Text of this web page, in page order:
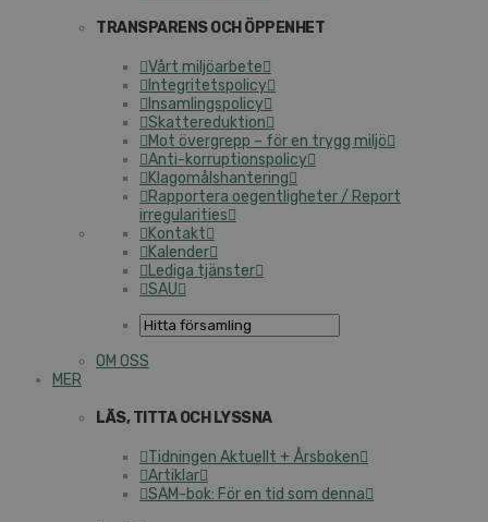
TRANSPARENS OCH ÖPPENHET
Vårt miljöarbete
Integritetspolicy
Insamlingspolicy
Skattereduktion
Mot övergrepp – för en trygg miljö
Anti-korruptionspolicy
Klagomålshantering
Rapportera oegentligheter / Report
irregularities
Kontakt
Kalender
Lediga tjänster
SAU
OM OSS
MER
LÄS, TITTA OCH LYSSNA
Tidningen Aktuellt + Årsboken
Artiklar
SAM-bok: För en tid som denna